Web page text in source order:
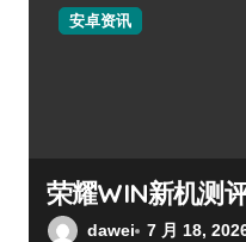
安卓资讯
荣耀WIN新机测
dawei 7 月 18,